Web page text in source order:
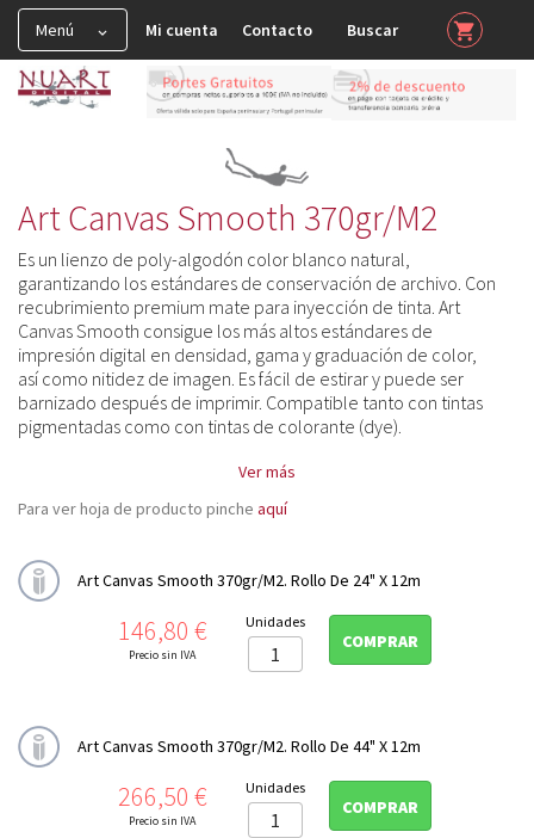
Menú  Mi cuenta Contacto shopping_cart

Buscar
HAHNEMUHLE
FineArt Matt-Smooth
FineArt Matt-Textured
FineArt Matt Deckle Edge (Papel con Barbas)
Fine Art Natural Line
Canvas Goya (Artist Satín) 340gr/m2
Daguerre Canvas 400gr/m2
Monet Canvas 410gr/m2
Art Canvas Smooth 370gr/m2
Photo Digital
Impresion doble cara
Art Canvas Smooth 370gr/m2
Es un lienzo de poly-algodón color blanco natural,
garantizando los estándares de conservación de archivo. Con
recubrimiento premium mate para inyección de tinta. Art
Canvas Smooth consigue los más altos estándares de
impresión digital en densidad, gama y graduación de color,
así como nitidez de imagen. Es fácil de estirar y puede ser
barnizado después de imprimir. Compatible tanto con tintas
pigmentadas como con tintas de colorante (dye).
Ver más
Para ver hoja de producto pinche aquí
Art Canvas Smooth 370gr/m2. Rollo De 24" X 12m
Precio
146,80 €
Precio sin IVA
Unidades
COMPRAR
Art Canvas Smooth 370gr/m2. Rollo De 44" X 12m
Precio
266,50 €
Precio sin IVA
Unidades
COMPRAR